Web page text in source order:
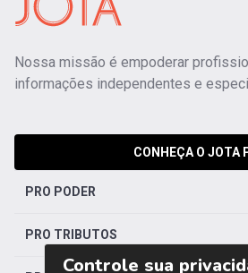
Nossa missão é empoderar
informações independentes e
CONHEÇA O JOTA
PRO PODER
PRO TRIBUTOS